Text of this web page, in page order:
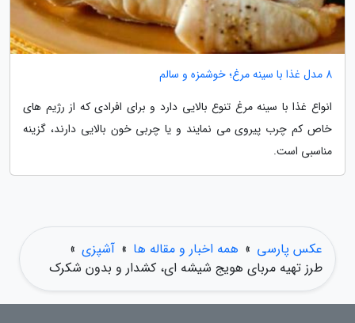
8 مدل غذا با سینه مرغ؛ خوشمزه و سالم
انواع غذا با سینه مرغ تنوع بالایی دارد و برای افرادی که از رژیم های
خاص کم چرب پیروی می نمایند و یا چربی خون بالایی دارند، گزینه
مناسبی است.
عکس پارسی » همه اخبار و مقاله ها » آشپزی »
طرز تهیه مربای هویج شیشه ای، کشدار و بدون شکرک